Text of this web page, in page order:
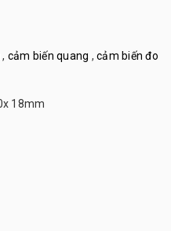
, cảm biến quang , cảm biến đo
18mm